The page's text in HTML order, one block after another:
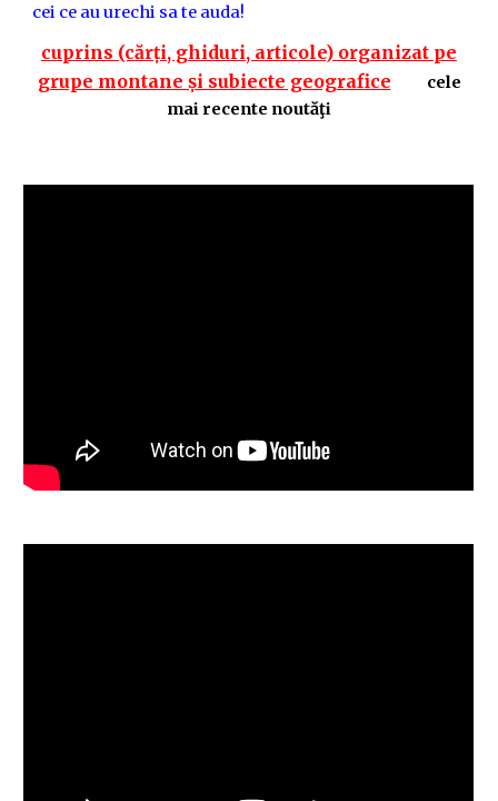
cei ce au urechi sa te auda!
cuprins (cărți, ghiduri, articole) organizat pe
grupe montane și subiecte geografice
cele
mai recente noutăţi